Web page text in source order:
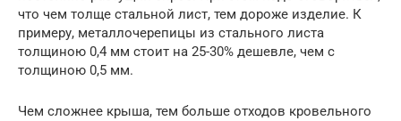
что чем толще стальной лист, тем дороже изделие. К
примеру, металлочерепицы из стального листа
толщиною 0,4 мм стоит на 25-30% дешевле, чем с
толщиною 0,5 мм.
Чем сложнее крыша, тем больше отходов кровельного